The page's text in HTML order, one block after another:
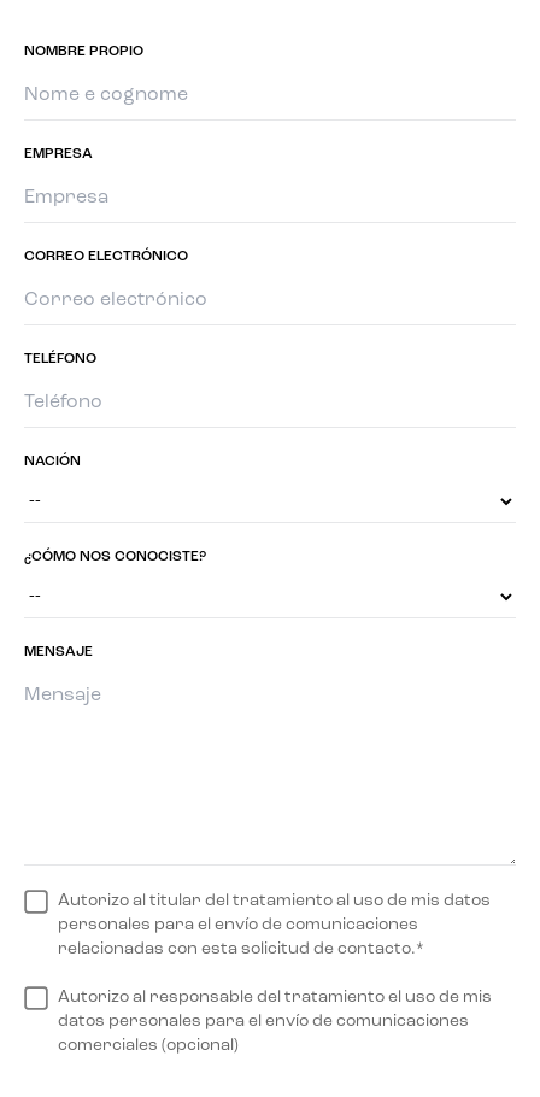
NOMBRE PROPIO
EMPRESA
CORREO ELECTRÓNICO
TELÉFONO
NACIÓN
¿CÓMO NOS CONOCISTE?
MENSAJE
Autorizo al titular del tratamiento al uso de mis datos
personales para el envío de comunicaciones
relacionadas con esta solicitud de contacto.*
Autorizo al responsable del tratamiento el uso de mis
datos personales para el envío de comunicaciones
comerciales (opcional)